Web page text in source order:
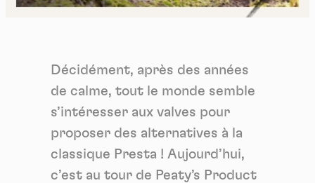
Décidément, après des années
de calme, tout le monde semble
s’intéresser aux valves pour
proposer des alternatives à la
classique Presta ! Aujourd’hui,
c’est au tour de Peaty’s Product